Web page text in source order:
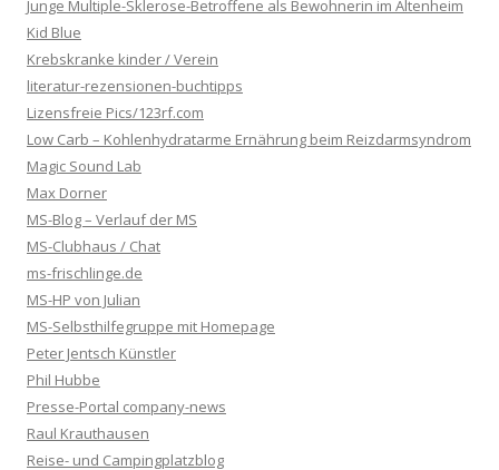
Junge Multiple-Sklerose-Betroffene als Bewohnerin im Altenheim
Kid Blue
Krebskranke kinder / Verein
literatur-rezensionen-buchtipps
Lizensfreie Pics/123rf.com
Low Carb – Kohlenhydratarme Ernährung beim Reizdarmsyndrom
Magic Sound Lab
Max Dorner
MS-Blog – Verlauf der MS
MS-Clubhaus / Chat
ms-frischlinge.de
MS-HP von Julian
MS-Selbsthilfegruppe mit Homepage
Peter Jentsch Künstler
Phil Hubbe
Presse-Portal company-news
Raul Krauthausen
Reise- und Campingplatzblog